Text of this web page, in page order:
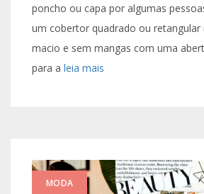
poncho ou capa por algumas
um cobertor quadrado ou
macio e sem mangas com uma
para a leia mais
MODA